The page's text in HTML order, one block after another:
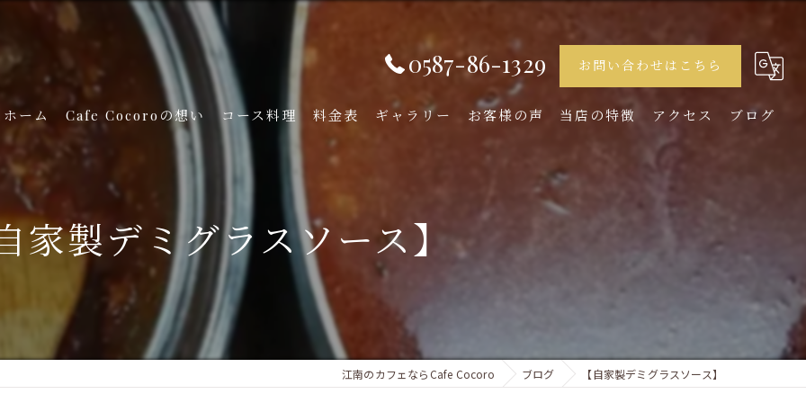
0587-86-1329 お問い合わせはこちら
ホーム Cafe Cocoroの想い コース料理 料金表 ギャラリー お客様の声 当店の特徴
ランチ
アクセス ブログ
家製デミグラスソース】
江南のカフェならCafe Cocoro ブログ 【自家製デミグラスソース】